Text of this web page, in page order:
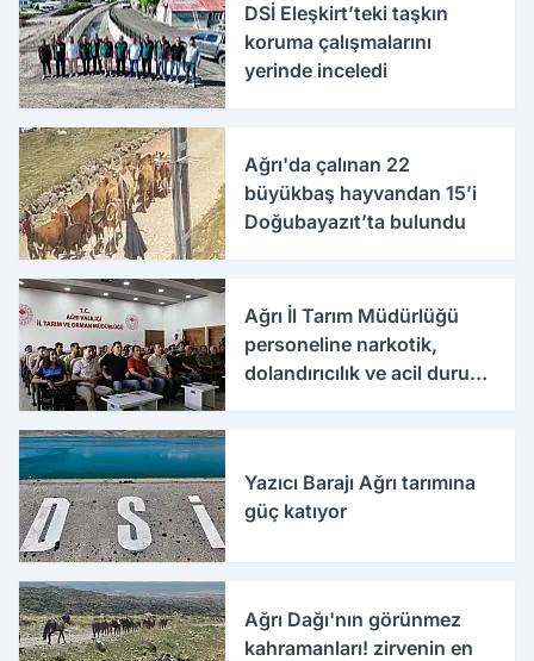
DSİ Eleşkirt’teki taşkın
koruma çalışmalarını
yerinde inceledi
Ağrı'da çalınan 22
büyükbaş hayvandan 15’i
Doğubayazıt’ta bulundu
Ağrı İl Tarım Müdürlüğü
personeline narkotik,
dolandırıcılık ve acil durum
Yazıcı Barajı Ağrı tarımına
güç katıyor
Ağrı Dağı'nın görünmez
kahramanları! zirvenin en